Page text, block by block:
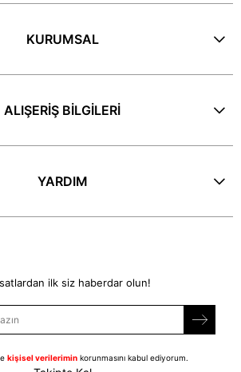
KURUMSAL
ALIŞERİŞ BİLGİLERİ
YARDIM
ilk siz haberdar olun!
kişisel verilerimin korunmasını kabul ediyorum.